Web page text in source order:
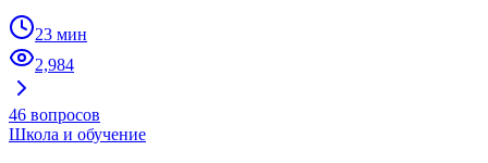
23 мин
2,984
46 вопросов
Школа и обучение